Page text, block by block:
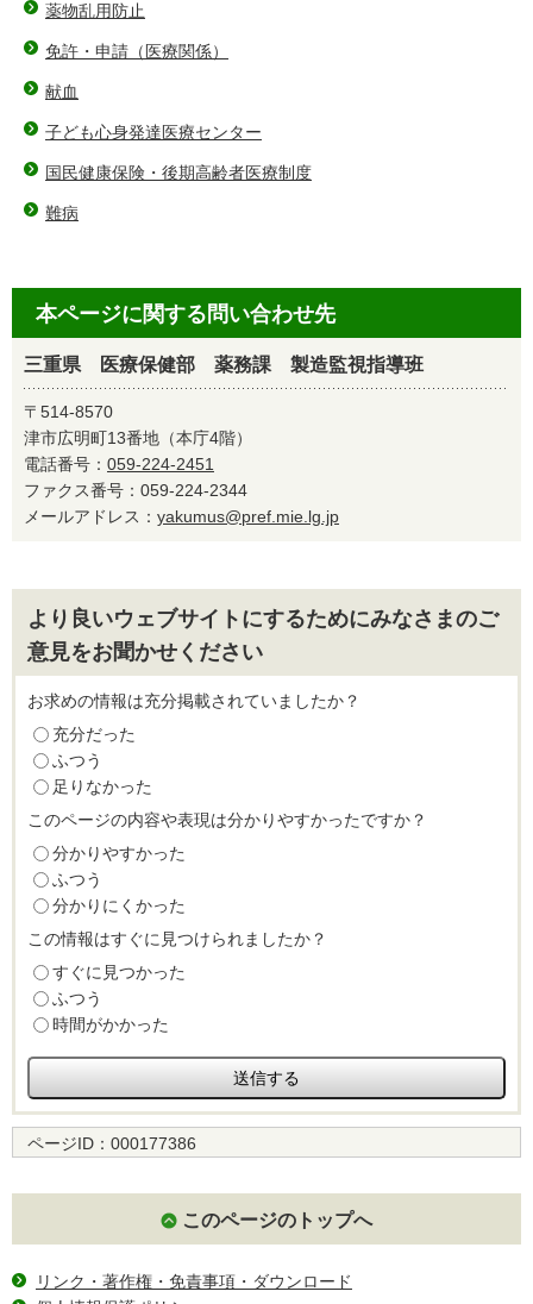
薬物乱用防止
免許・申請（医療関係）
献血
子ども心身発達医療センター
国民健康保険・後期高齢者医療制度
難病
本ページに関する問い合わせ先
三重県 医療保健部 薬務課 製造監視指導班
〒514-8570
津市広明町13番地（本庁4階）
電話番号： 059-224-2451
ファクス番号：059-224-2344
メールアドレス： yakumus@pref.mie.lg.jp
より良いウェブサイトにするためにみなさまのご
意見をお聞かせください
お求めの情報は充分掲載されていましたか？
充分だった
ふつう
足りなかった
このページの内容や表現は分かりやすかったですか？
分かりやすかった
ふつう
分かりにくかった
この情報はすぐに見つけられましたか？
すぐに見つかった
ふつう
時間がかかった
ページID： 000177386
このページのトップへ
リンク・著作権・免責事項・ダウンロード